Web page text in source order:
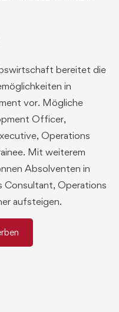
bereitet die
in
vor. Mögliche
Officer,
Operations
Mit weiterem
Absolventen in
Consultant, Operations
aufsteigen.